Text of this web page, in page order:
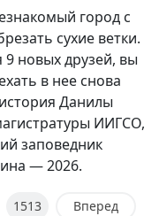
город с
сухие ветки.
9 новых друзей, вы
в нее снова
Данилы
ИИГСО,
заповедник
— 2026.
1513 Вперед